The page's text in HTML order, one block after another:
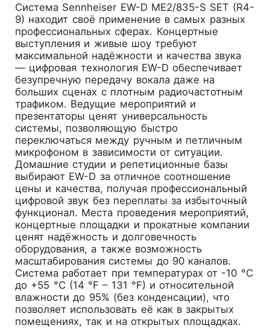
Система Sennheiser EW-D ME2/835-S SET (R4-
9) находит своё применение в самых разных
профессиональных сферах. Концертные
выступления и живые шоу требуют
максимальной надёжности и качества звука
— цифровая технология EW-D обеспечивает
безупречную передачу вокала даже на
больших сценах с плотным радиочастотным
трафиком. Ведущие мероприятий и
презентаторы ценят универсальность
системы, позволяющую быстро
переключаться между ручным и петличным
микрофоном в зависимости от ситуации.
Домашние студии и репетиционные базы
выбирают EW-D за отличное соотношение
цены и качества, получая профессиональный
цифровой звук без переплаты за избыточный
функционал. Места проведения мероприятий,
концертные площадки и прокатные компании
ценят надёжность и долговечность
оборудования, а также возможность
масштабирования системы до 90 каналов.
Система работает при температурах от -10 °C
до +55 °C (14 °F – 131 °F) и относительной
влажности до 95% (без конденсации), что
позволяет использовать её как в закрытых
помещениях, так и на открытых площадках.